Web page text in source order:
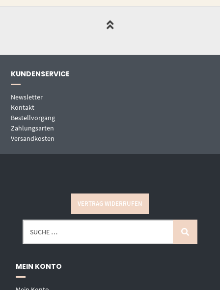
KUNDENSERVICE
Newsletter
Kontakt
Bestellvorgang
Zahlungsarten
Versandkosten
VERTRAG WIDERRUFEN
MEIN KONTO